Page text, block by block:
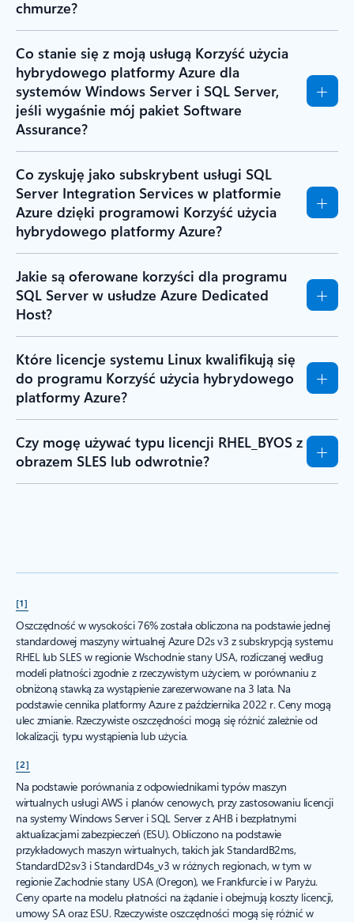
chmurze?
Co stanie się z moją usługą Korzyść użycia
hybrydowego platformy Azure dla
systemów Windows Server i SQL Server,
jeśli wygaśnie mój pakiet Software
Assurance?
Co zyskuję jako subskrybent usługi SQL
Server Integration Services w platformie
Azure dzięki programowi Korzyść użycia
hybrydowego platformy Azure?
Jakie są oferowane korzyści dla programu
SQL Server w usłudze Azure Dedicated
Host?
Które licencje systemu Linux kwalifikują się
do programu Korzyść użycia hybrydowego
platformy Azure?
Czy mogę używać typu licencji RHEL_BYOS z
obrazem SLES lub odwrotnie?
[1]
Oszczędność w wysokości 76% została obliczona na podstawie jednej
standardowej maszyny wirtualnej Azure D2s v3 z subskrypcją systemu
RHEL lub SLES w regionie Wschodnie stany USA, rozliczanej według
modeli płatności zgodnie z rzeczywistym użyciem, w porównaniu z
obniżoną stawką za wystąpienie zarezerwowane na 3 lata. Na
podstawie cennika platformy Azure z października 2022 r. Ceny mogą
ulec zmianie. Rzeczywiste oszczędności mogą się różnić zależnie od
lokalizacji, typu wystąpienia lub użycia.
[2]
Na podstawie porównania z odpowiednikami typów maszyn
wirtualnych usługi AWS i planów cenowych, przy zastosowaniu licencji
na systemy Windows Server i SQL Server z AHB i bezpłatnymi
aktualizacjami zabezpieczeń (ESU). Obliczono na podstawie
przykładowych maszyn wirtualnych, takich jak StandardB2ms,
StandardD2sv3 i StandardD4s_v3 w różnych regionach, w tym w
regionie Zachodnie stany USA (Oregon), we Frankfurcie i w Paryżu.
Ceny oparte na modelu płatności na żądanie i obejmują koszty licencji,
umowy SA oraz ESU. Rzeczywiste oszczędności mogą się różnić w